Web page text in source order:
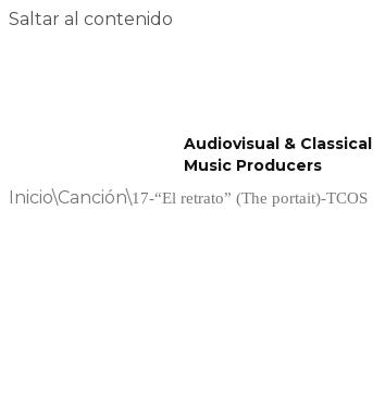
Saltar al contenido
Audiovisual & Classical
Music Producers
Inicio\Canción\17-“El retrato” (The portait)-TCOS